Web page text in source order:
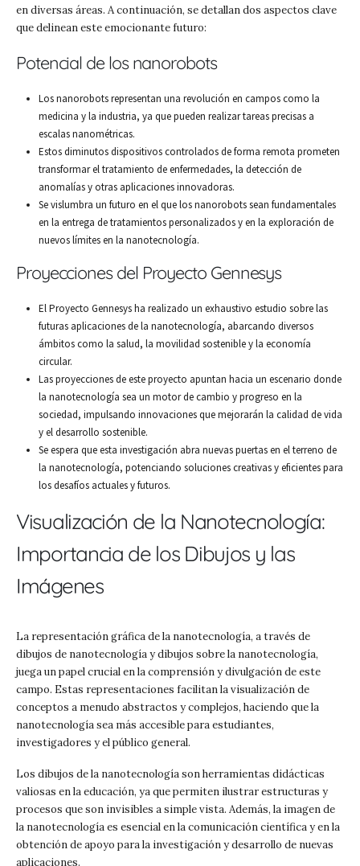
en diversas áreas. A continuación, se detallan dos aspectos clave
que delinean este emocionante futuro:
Potencial de los nanorobots
Los nanorobots representan una revolución en campos como la
medicina y la industria, ya que pueden realizar tareas precisas a
escalas nanométricas.
Estos diminutos dispositivos controlados de forma remota prometen
transformar el tratamiento de enfermedades, la detección de
anomalías y otras aplicaciones innovadoras.
Se vislumbra un futuro en el que los nanorobots sean fundamentales
en la entrega de tratamientos personalizados y en la exploración de
nuevos límites en la nanotecnología.
Proyecciones del Proyecto Gennesys
El Proyecto Gennesys ha realizado un exhaustivo estudio sobre las
futuras aplicaciones de la nanotecnología, abarcando diversos
ámbitos como la salud, la movilidad sostenible y la economía
circular.
Las proyecciones de este proyecto apuntan hacia un escenario donde
la nanotecnología sea un motor de cambio y progreso en la
sociedad, impulsando innovaciones que mejorarán la calidad de vida
y el desarrollo sostenible.
Se espera que esta investigación abra nuevas puertas en el terreno de
la nanotecnología, potenciando soluciones creativas y eficientes para
los desafíos actuales y futuros.
Visualización de la Nanotecnología:
Importancia de los Dibujos y las
Imágenes
La representación gráfica de la nanotecnología, a través de
dibujos de nanotecnología y dibujos sobre la nanotecnología,
juega un papel crucial en la comprensión y divulgación de este
campo. Estas representaciones facilitan la visualización de
conceptos a menudo abstractos y complejos, haciendo que la
nanotecnología sea más accesible para estudiantes,
investigadores y el público general.
Los dibujos de la nanotecnología son herramientas didácticas
valiosas en la educación, ya que permiten ilustrar estructuras y
procesos que son invisibles a simple vista. Además, la imagen de
la nanotecnología es esencial en la comunicación científica y en la
obtención de apoyo para la investigación y desarrollo de nuevas
aplicaciones.